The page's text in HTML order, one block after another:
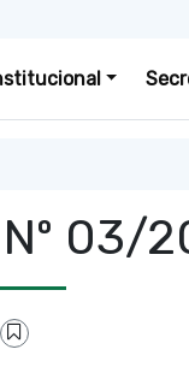
03/